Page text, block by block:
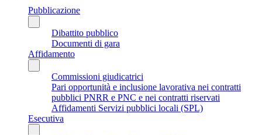
Pubblicazione
Dibattito pubblico
Documenti di gara
Affidamento
Commissioni giudicatrici
Pari opportunità e inclusione lavorativa nei contratti
pubblici PNRR e PNC e nei contratti riservati
Affidamenti Servizi pubblici locali (SPL)
Esecutiva